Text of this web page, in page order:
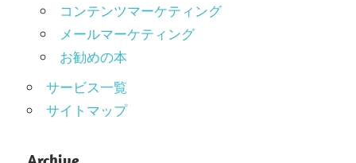
コンテンツマーケティング
メールマーケティング
お勧めの本
サービス一覧
サイトマップ